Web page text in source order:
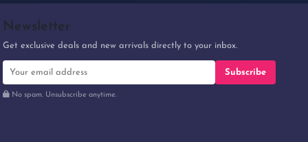
Newsletter
Get exclusive deals and new arrivals directly to your inbox.
Subscribe
No spam. Unsubscribe anytime.